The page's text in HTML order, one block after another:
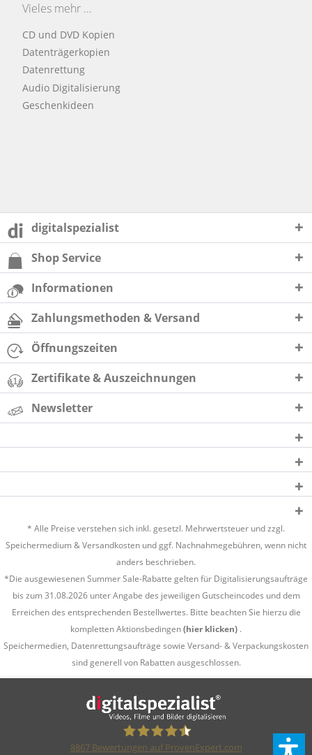
Vieles mehr ...
CD und DVD Kopien
Datenträgerkopien
Datenrettung
Audio Digitalisierung
Geschenkideen
digitalspezialist
Shop Service
Informationen
Zahlungsmethoden & Versand
Öffnungszeiten
Zertifikate & Auszeichnungen
Newsletter
* Alle Preise verstehen sich inkl. gesetzl. Mehrwertsteuer und zzgl.
Speichermedium &Versandkosten und ggf. Nachnahmegebühren, wenn nicht
anders beschrieben.
*Die ausgewiesenen Summer Sale-Rabatte gelten für Digitalisierungsaufträge
bis zum 31.08.2026 unter Angabe des jeweiligen Gutscheincodes und dem
Erreichen des entsprechenden Bestellwertes. Bitte beachten Sie hierzu die
kompletten Aktionsbedingen(hier klicken) .
Speichermedien, Datenrettungsaufträge sowie Versand- & Verpackungskosten
sind generell von Rabatten ausgeschlossen.
8867Bewertungen auf ProvenExpert.com